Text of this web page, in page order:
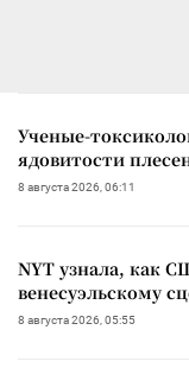
Ученые-
ядовитости
8 августа 2026, 06:11
NYT узнала, как
венесуэльскому
8 августа 2026, 05:55